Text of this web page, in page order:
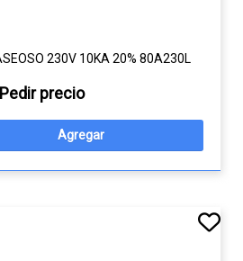
230V 10KA 20% 80A230L
Pedir precio